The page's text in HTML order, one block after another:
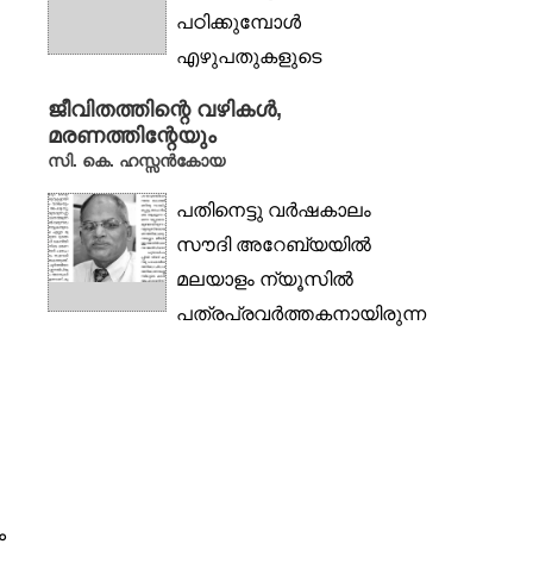
പഠിക്കുമ്പോൾ
എഴുപതുകളുടെ
അദൃശ്യതയുടെ നിഴൽ
എഴുതിയ കഥാകൃത്തിനെ
ജീവിതത്തിന്റെ വഴികൾ,
മരണത്തിന്റേയും
സി. കെ. ഹസ്സൻകോയ
പതിനെട്ടു വർഷകാലം
സൗദി അറേബ്യയിൽ
മലയാളം ന്യൂസിൽ
പത്രപ്രവർത്തകനായിരുന്ന